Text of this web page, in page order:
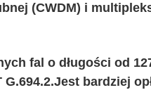
(CWDM) i
fal o długości od
bardziej